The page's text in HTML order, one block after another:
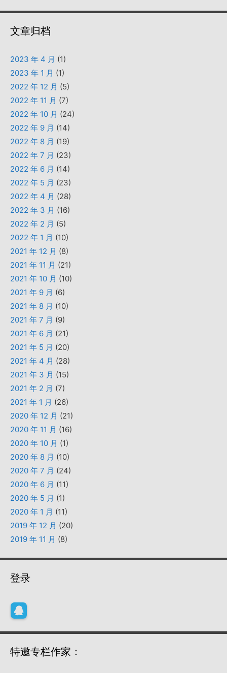
文章归档
2023 年 4 月 (1)
2023 年 1 月 (1)
2022 年 12 月 (5)
2022 年 11 月 (7)
2022 年 10 月 (24)
2022 年 9 月 (14)
2022 年 8 月 (19)
2022 年 7 月 (23)
2022 年 6 月 (14)
2022 年 5 月 (23)
2022 年 4 月 (28)
2022 年 3 月 (16)
2022 年 2 月 (5)
2022 年 1 月 (10)
2021 年 12 月 (8)
2021 年 11 月 (21)
2021 年 10 月 (10)
2021 年 9 月 (6)
2021 年 8 月 (10)
2021 年 7 月 (9)
2021 年 6 月 (21)
2021 年 5 月 (20)
2021 年 4 月 (28)
2021 年 3 月 (15)
2021 年 2 月 (7)
2021 年 1 月 (26)
2020 年 12 月 (21)
2020 年 11 月 (16)
2020 年 10 月 (1)
2020 年 8 月 (10)
2020 年 7 月 (24)
2020 年 6 月 (11)
2020 年 5 月 (1)
2020 年 1 月 (11)
2019 年 12 月 (20)
2019 年 11 月 (8)
登录
特邀专栏作家：